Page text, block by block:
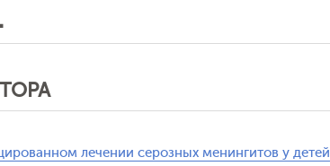
лечении серозных менингитов у детей